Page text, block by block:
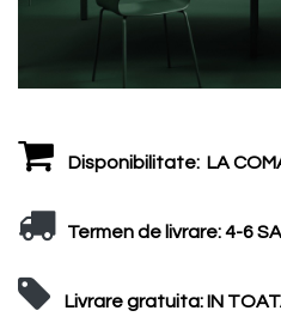
Disponibilitate: LA
Termen de livrare:4-6
Livrare gratuita:IN